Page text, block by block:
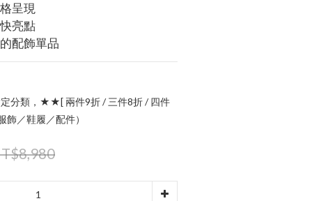
呈現
亮點
配飾單品
分類，★★[ 兩件9折 / 三件8折 / 四件
飾／鞋履／配件）